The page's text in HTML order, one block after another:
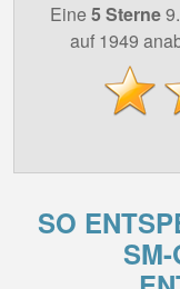
Eine 5 Sterne
auf 1949
SO
SM-